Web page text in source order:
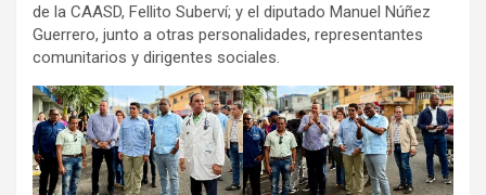
de la CAASD, Fellito Suberví; y el diputado Manuel Núñez
Guerrero, junto a otras personalidades, representantes
comunitarios y dirigentes sociales.